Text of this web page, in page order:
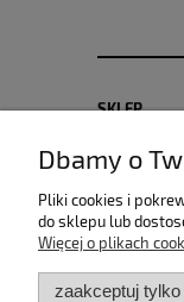
SKLEP
Zwroty i
Regulamin
Dbamy o
Pliki cookies i
do sklepu lub
Więcej o plikach
zaakceptuj tylko